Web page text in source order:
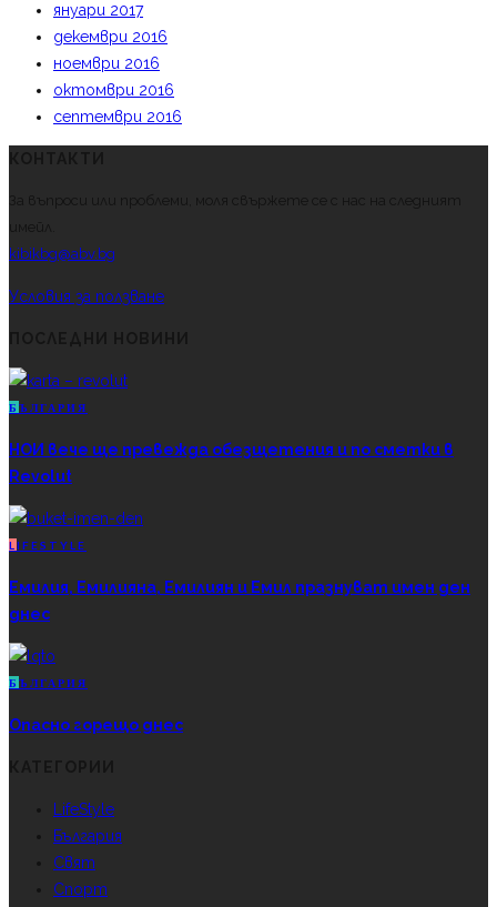
януари 2017
декември 2016
ноември 2016
октомври 2016
септември 2016
За въпроси или проблеми, моля свържете се с нас на следният
имейл.
kibikbg@abv.bg
Условия за ползване
Б ЪЛГАРИЯ
НОИ вече ще превежда обезщетения и по сметки в
Revolut
L IFESTYLE
Емилия, Емилияна, Емилиян и Емил празнуват имен ден
днес
Б ЪЛГАРИЯ
Опасно горещо днес
LifeStyle
България
Свят
Спорт